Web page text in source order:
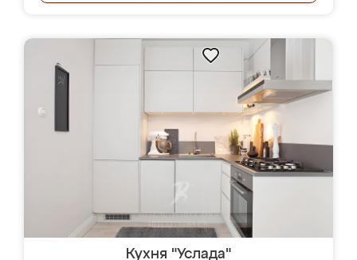
Кухня "Услада"